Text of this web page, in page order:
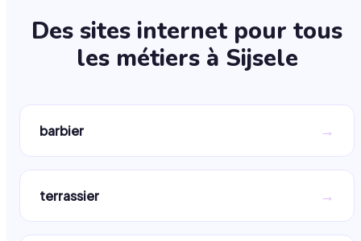
Des sites internet pour tous
les métiers à Sijsele
barbier →
terrassier →